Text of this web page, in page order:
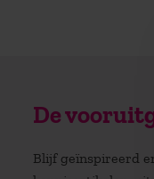
De
Blijf geïnspireerd